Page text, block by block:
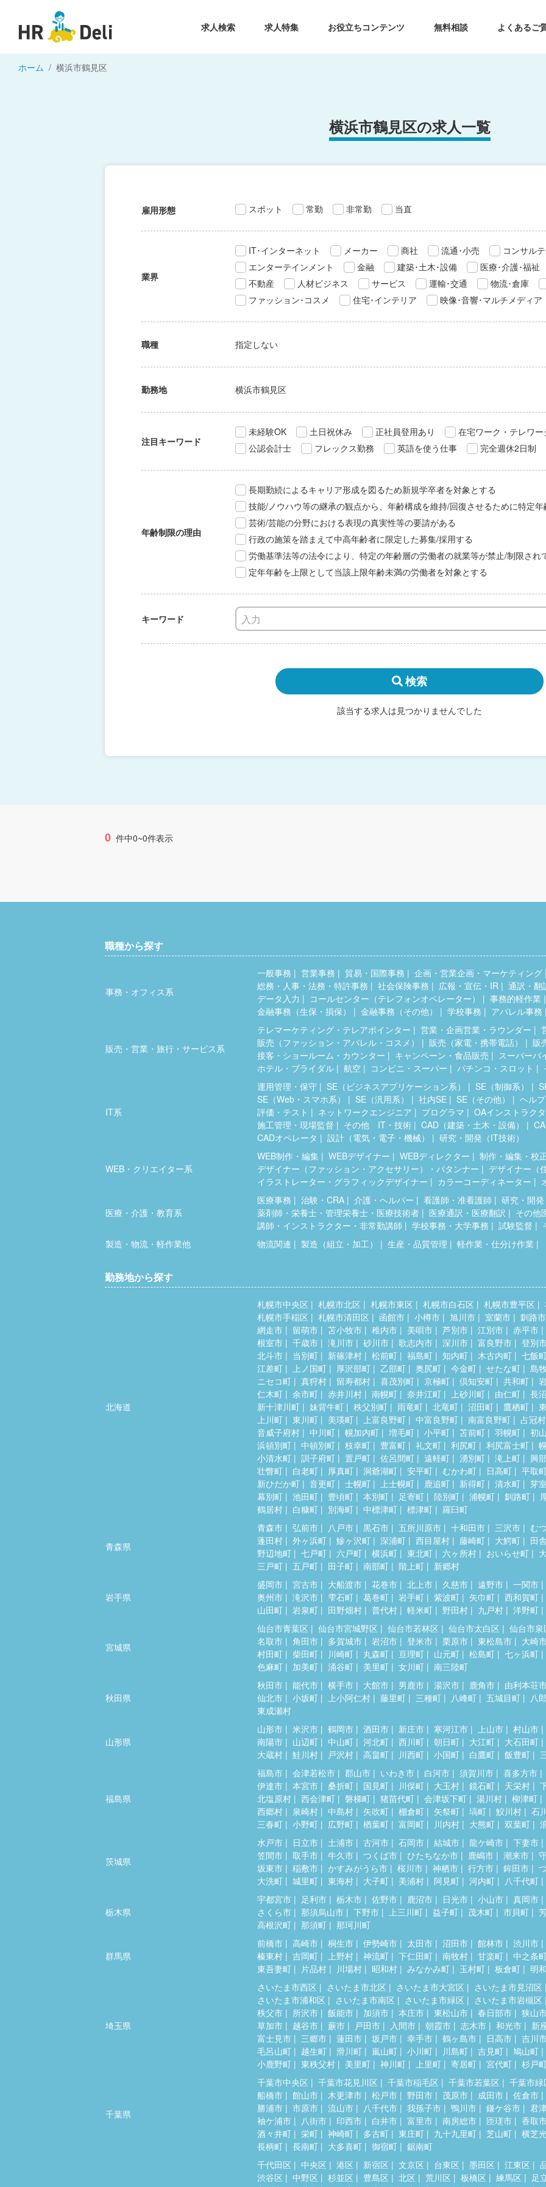
求人検索 求人特集 お役立ちコンテンツ 無料相談 よくあるご
ホーム 横浜市鶴見区
横浜市鶴見区の求人一覧
雇用形態 スポット 常勤 非常勤 当直
業界
IT･インターネット メーカー 商社 流通･小売
コンサル
エンターテインメント
金融 建築･土木･設備
医療･介護･福祉
不動産
人材ビジネス サービス 運輸･交通
物流･倉庫
ファッション･コスメ
住宅･インテリア 映像･音響･マルチメディア
職種 指定しない
勤務地 横浜市鶴見区
注目キーワード
未経験OK 土日祝休み 正社員登用あり
在宅ワーク・テレワー
公認会計士
フレックス勤務 英語を使う仕事 完全週休2日制
年齢制限の理由
長期勤続によるキャリア形成を図るため新規学卒者を対象とする
技能/ノウハウ等の継承の観点から、年齢構成を維持/回復させるために特定
芸術/芸能の分野における表現の真実性等の要請がある
行政の施策を踏まえて中高年齢者に限定した募集/採用する
労働基準法等の法令により、特定の年齢層の労働者の就業等が禁止/制限され
定年年齢を上限として当該上限年齢未満の労働者を対象とする
キーワード
検索
該当する求人は見つかりませんでした
0 件中0~0件表示
職種から探す
事務・オフィス系
一般事務 営業事務 貿易・国際事務
企画・営業企画・マーケティング
総務・人事・法務・特許事務
社会保険事務 広報・宣伝・IR
通訳・翻
データ入力
コールセンター（テレフォンオペレーター）
事務的軽作業
金融事務（生保・損保）
金融事務（その他） 学校事務 アパレル事務
販売・営業・旅行・サービス系
テレマーケティング・テレアポインター 営業・企画営業・ラウンダー
販売（ファッション・アパレル・コスメ）
販売（家電・携帯電話）
販
接客・ショールーム・カウンター
キャンペーン・食品販売
スーパーバ
ホテル・ブライダル
航空 コンビニ・スーパー パチンコ・スロット
IT系
運用管理・保守 SE（ビジネスアプリケーション系） SE（制御系）
SE（Web・スマホ系）
SE（汎用系） 社内SE SE（その他）
ヘル
評価・テスト
ネットワークエンジニア プログラマ
OAインストラク
施工管理・現場監督
その他 IT・技術 CAD（建築・土木・設備）
CADオペレータ
設計（電気・電子・機械） 研究・開発（IT技術）
WEB・クリエイター系
WEB制作・編集 WEBデザイナー WEBディレクター
制作・編集・校
デザイナー（ファッション・アクセサリー）・パタンナー
デザイナー（
イラストレーター・グラフィックデザイナー
カラーコーディネーター
医療・介護・教育系
医療事務 治験・CRA 介護・ヘルパー 看護師・准看護師
研究・開
薬剤師・栄養士・管理栄養士・医療技術者
医療通訳・医療翻訳
その他
講師・インストラクター・非常勤講師
学校事務・大学事務 試験監督
製造・物流・軽作業他
物流関連 製造（組立・加工） 生産・品質管理 軽作業・仕分け作業
勤務地から探す
北海道
札幌市中央区 札幌市北区 札幌市東区 札幌市白石区 札幌市豊平区
札幌市手稲区
札幌市清田区 函館市 小樽市 旭川市 室蘭市
釧路市
網走市
留萌市 苫小牧市 稚内市 美唄市 芦別市 江別市
赤平市
根室市
千歳市 滝川市 砂川市 歌志内市 深川市 富良野市
登別
北斗市
当別町 新篠津村 松前町 福島町 知内町 木古内町
七飯
江差町
上ノ国町 厚沢部町 乙部町 奥尻町 今金町 せたな町
島
ニセコ町
真狩村 留寿都村 喜茂別町 京極町 倶知安町 共和町
仁木町
余市町 赤井川村 南幌町 奈井江町 上砂川町 由仁町
長
新十津川町
妹背牛町 秩父別町 雨竜町 北竜町 沼田町 鷹栖町
上川町
東川町 美瑛町 上富良野町 中富良野町 南富良野町
占冠村
音威子府村
中川町 幌加内町 増毛町 小平町 苫前町 羽幌町
初
浜頓別町
中頓別町 枝幸町 豊富町 礼文町 利尻町 利尻富士町
小清水町
訓子府町 置戸町 佐呂間町 遠軽町 湧別町 滝上町
興
壮瞥町
白老町 厚真町 洞爺湖町 安平町 むかわ町 日高町
平取
新ひだか町
音更町 士幌町 上士幌町 鹿追町 新得町 清水町
芽
幕別町
池田町 豊頃町 本別町 足寄町 陸別町 浦幌町 釧路町
鶴居村
白糠町 別海町 中標津町 標津町 羅臼町
青森県
青森市 弘前市 八戸市 黒石市 五所川原市 十和田市 三沢市
む
蓬田村
外ヶ浜町 鰺ヶ沢町 深浦町 西目屋村 藤崎町 大鰐町
田
野辺地町
七戸町 六戸町 横浜町 東北町 六ヶ所村 おいらせ町
三戸町
五戸町 田子町 南部町 階上町 新郷村
岩手県
盛岡市 宮古市 大船渡市 花巻市 北上市 久慈市 遠野市
一関市
奥州市
滝沢市 雫石町 葛巻町 岩手町 紫波町 矢巾町
西和賀町
山田町
岩泉町 田野畑村 普代村 軽米町 野田村 九戸村 洋野町
宮城県
仙台市青葉区 仙台市宮城野区 仙台市若林区 仙台市太白区
仙台市泉
名取市
角田市 多賀城市 岩沼市 登米市 栗原市 東松島市
大崎
村田町
柴田町 川崎町 丸森町 亘理町 山元町 松島町
七ヶ浜町
色麻町
加美町 涌谷町 美里町 女川町 南三陸町
秋田県
秋田市 能代市 横手市 大館市 男鹿市 湯沢市 鹿角市
由利本荘
仙北市
小坂町 上小阿仁村 藤里町 三種町 八峰町 五城目町
八
東成瀬村
山形県
山形市 米沢市 鶴岡市 酒田市 新庄市 寒河江市 上山市
村山市
南陽市
山辺町 中山町 河北町 西川町 朝日町 大江町
大石田町
大蔵村
鮭川村 戸沢村 高畠町 川西町 小国町 白鷹町 飯豊町
福島県
福島市 会津若松市 郡山市 いわき市 白河市 須賀川市
喜多方市
伊達市
本宮市 桑折町 国見町 川俣町 大玉村 鏡石町 天栄村
北塩原村
西会津町 磐梯町 猪苗代町 会津坂下町 湯川村
柳津町
西郷村
泉崎村 中島村 矢吹町 棚倉町 矢祭町 塙町 鮫川村
石
三春町
小野町 広野町 楢葉町 富岡町 川内村 大熊町 双葉町
茨城県
水戸市 日立市 土浦市 古河市 石岡市 結城市 龍ケ崎市
下妻市
笠間市
取手市 牛久市 つくば市 ひたちなか市 鹿嶋市 潮来市
坂東市
稲敷市 かすみがうら市 桜川市 神栖市 行方市 鉾田市
大洗町
城里町 東海村 大子町 美浦村 阿見町 河内町 八千代町
栃木県
宇都宮市 足利市 栃木市 佐野市 鹿沼市 日光市 小山市
真岡市
さくら市
那須烏山市 下野市 上三川町 益子町 茂木町 市貝町
高根沢町
那須町 那珂川町
群馬県
前橋市 高崎市 桐生市 伊勢崎市 太田市 沼田市 館林市
渋川市
榛東村
吉岡町 上野村 神流町 下仁田町 南牧村 甘楽町
中之条
東吾妻町
片品村 川場村 昭和村 みなかみ町 玉村町 板倉町 明
埼玉県
さいたま市西区 さいたま市北区 さいたま市大宮区
さいたま市見沼区
さいたま市浦和区
さいたま市南区 さいたま市緑区
さいたま市岩槻区
秩父市
所沢市 飯能市 加須市 本庄市 東松山市 春日部市
狭山
草加市
越谷市 蕨市 戸田市 入間市 朝霞市 志木市 和光市
新
富士見市
三郷市 蓮田市 坂戸市 幸手市 鶴ヶ島市 日高市
吉川
毛呂山町
越生町 滑川町 嵐山町 小川町 川島町 吉見町
鳩山町
小鹿野町
東秩父村 美里町 神川町 上里町 寄居町 宮代町 杉戸
千葉県
千葉市中央区 千葉市花見川区 千葉市稲毛区 千葉市若葉区
千葉市緑
船橋市
館山市 木更津市 松戸市 野田市 茂原市 成田市
佐倉市
勝浦市
市原市 流山市 八千代市 我孫子市 鴨川市 鎌ケ谷市
君
袖ケ浦市
八街市 印西市 白井市 富里市 南房総市 匝瑳市
香取
酒々井町
栄町 神崎町 多古町 東庄町 九十九里町 芝山町
横芝
長柄町
長南町 大多喜町 御宿町
鋸南町
千代田区
中央区 港区 新宿区 文京区 台東区 墨田区 江東区
渋谷区
中野区 杉並区 豊島区 北区 荒川区 板橋区 練馬区
足